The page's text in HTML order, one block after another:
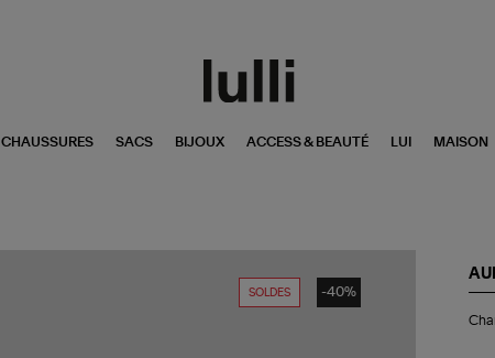
CHAUSSURES SACS BIJOUX ACCESS & BEAUTÉ LUI MAISON
SOLDES -40%